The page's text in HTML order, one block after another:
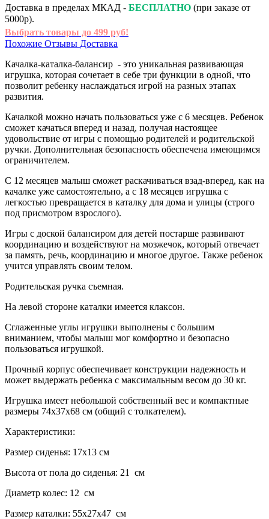
Доставка в пределах МКАД - БЕСПЛАТНО (при заказе от
5000р).
Выбрать товары до 499 руб!
Похожие Отзывы Доставка
Качалка-каталка-балансир - это уникальная развивающая
игрушка, которая сочетает в себе три функции в одной, что
позволит ребенку наслаждаться игрой на разных этапах
развития.
Качалкой можно начать пользоваться уже с 6 месяцев. Ребенок
сможет качаться вперед и назад, получая настоящее
удовольствие от игры с помощью родителей и родительской
ручки. Дополнительная безопасность обеспечена имеющимся
ограничителем.
С 12 месяцев малыш сможет раскачиваться взад-вперед, как на
качалке уже самостоятельно, а с 18 месяцев игрушка с
легкостью превращается в каталку для дома и улицы (строго
под присмотром взрослого).
Игры с доской балансиром для детей постарше развивают
координацию и воздействуют на мозжечок, который отвечает
за память, речь, координацию и многое другое. Также ребенок
учится управлять своим телом.
Родительская ручка съемная.
На левой стороне каталки имеется клаксон.
Сглаженные углы игрушки выполнены с большим
вниманием, чтобы малыш мог комфортно и безопасно
пользоваться игрушкой.
Прочный корпус обеспечивает конструкции надежность и
может выдержать ребенка с максимальным весом до 30 кг.
Игрушка имеет небольшой собственный вес и компактные
размеры 74х37х68 см (общий с толкателем).
Характеристики:
Размер сиденья: 17х13 см
Высота от пола до сиденья: 21 см
Диаметр колес: 12 см
Размер каталки: 55х27х47 см